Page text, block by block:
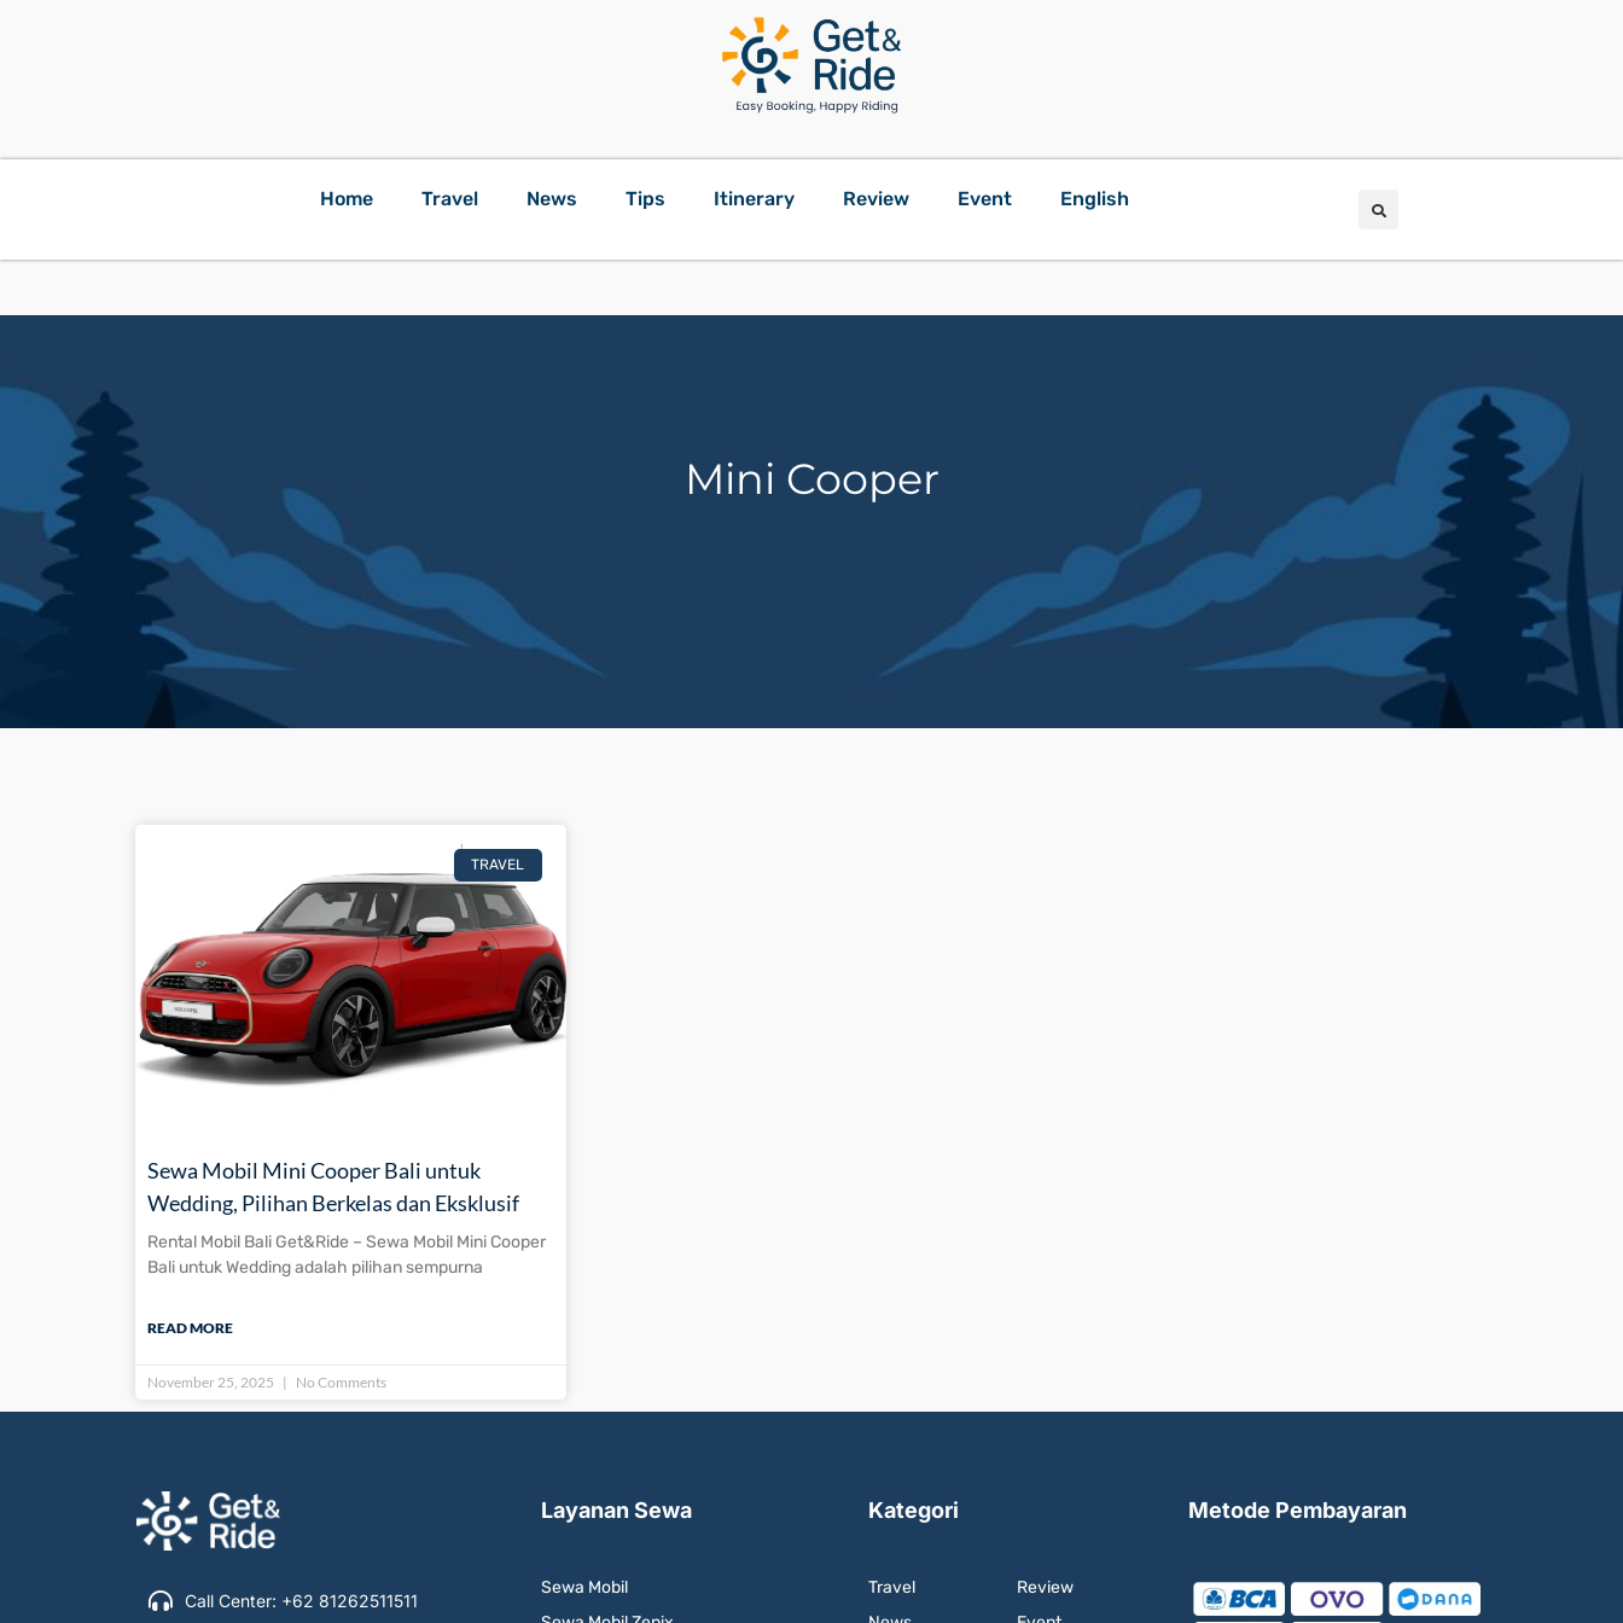
Home Travel News Tips Itinerary Review Event English
Mini Cooper
TRAVEL
Sewa Mobil Mini Cooper Bali untuk
Wedding, Pilihan Berkelas dan Eksklusif
Rental Mobil Bali Get&Ride – Sewa Mobil Mini Cooper
Bali untuk Wedding adalah pilihan sempurna
READ MORE
November 25, 2025 No Comments
Call Center: +62 81262511511
Layanan Sewa
Sewa Mobil
Kategori
Travel
Review
Metode Pembayaran